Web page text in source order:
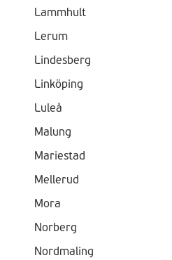
Lammhult
Lerum
Lindesberg
Linköping
Luleå
Malung
Mariestad
Mellerud
Mora
Norberg
Nordmaling